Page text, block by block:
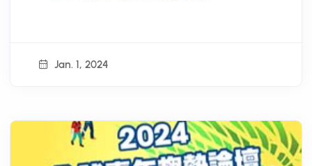
Jan. 1, 2024